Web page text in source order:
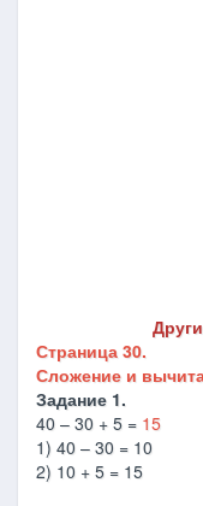
Страница 30.
Сложение и
Задание 1.
40 – 30 + 5 = 15
1) 40 – 30 = 10
2) 10 + 5 = 15